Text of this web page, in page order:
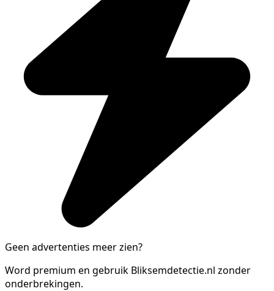
Geen advertenties meer zien?
Word premium en gebruik Bliksemdetectie.nl zonder
onderbrekingen.